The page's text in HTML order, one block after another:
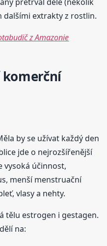
dalšími extrakty z rostlin.
z Amazonie
komerční
by se užívat každý den
jde o nejrozšířenější
vysoká účinnost,
menší menstruační
vlasy a nehty.
tělu estrogen i gestagen.
na: